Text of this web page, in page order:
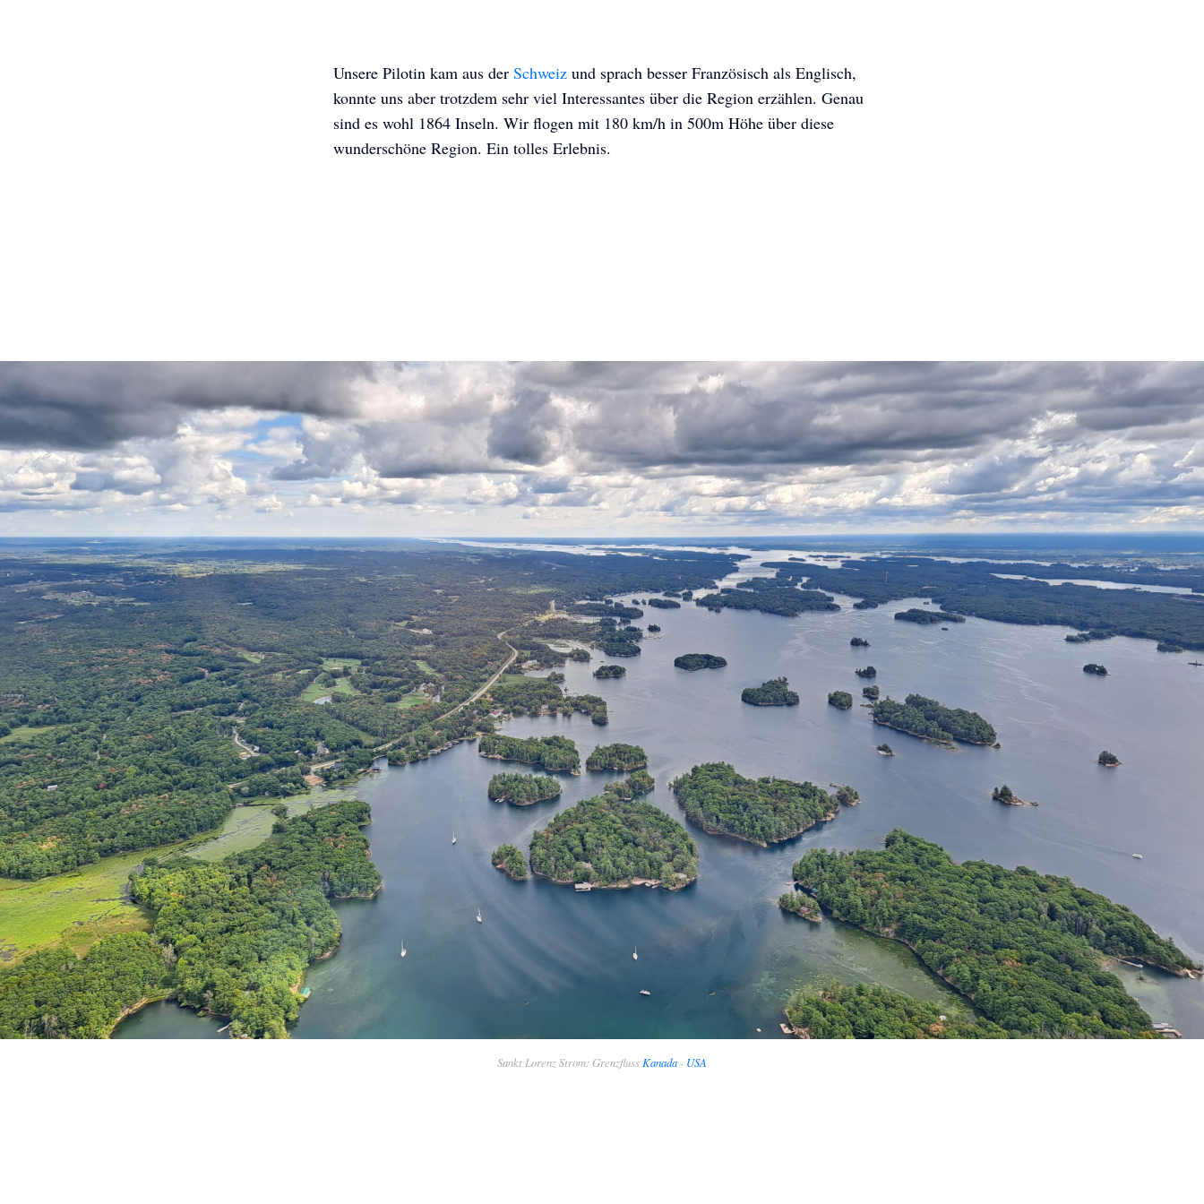
Unsere Pilotin kam aus der Schweiz und sprach besser Französisch als Englisch,
konnte uns aber trotzdem sehr viel Interessantes über die Region erzählen. Genau
sind es wohl 1864 Inseln. Wir flogen mit 180 km/h in 500m Höhe über diese
wunderschöne Region. Ein tolles Erlebnis.
Sankt Lorenz Strom: Grenzfluss Kanada - USA